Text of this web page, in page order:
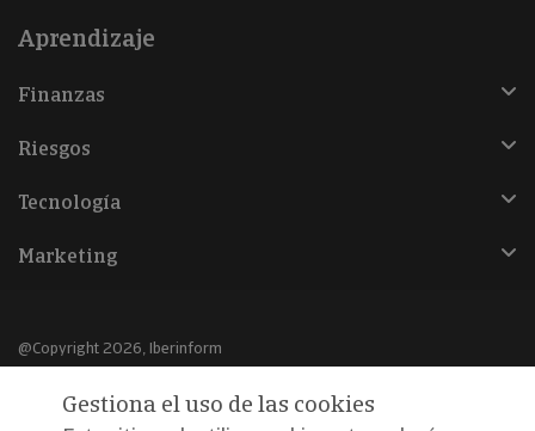
Aprendizaje
Finanzas
Riesgos
Tecnología
Marketing
@Copyright 2026, Iberinform
Aviso legalGestiona el uso de las cookies